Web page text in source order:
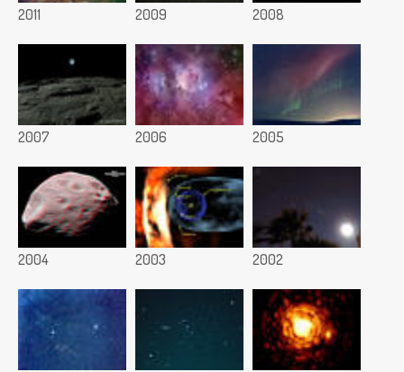
2011 2009 2008
2007 2006 2005
2004 2003 2002